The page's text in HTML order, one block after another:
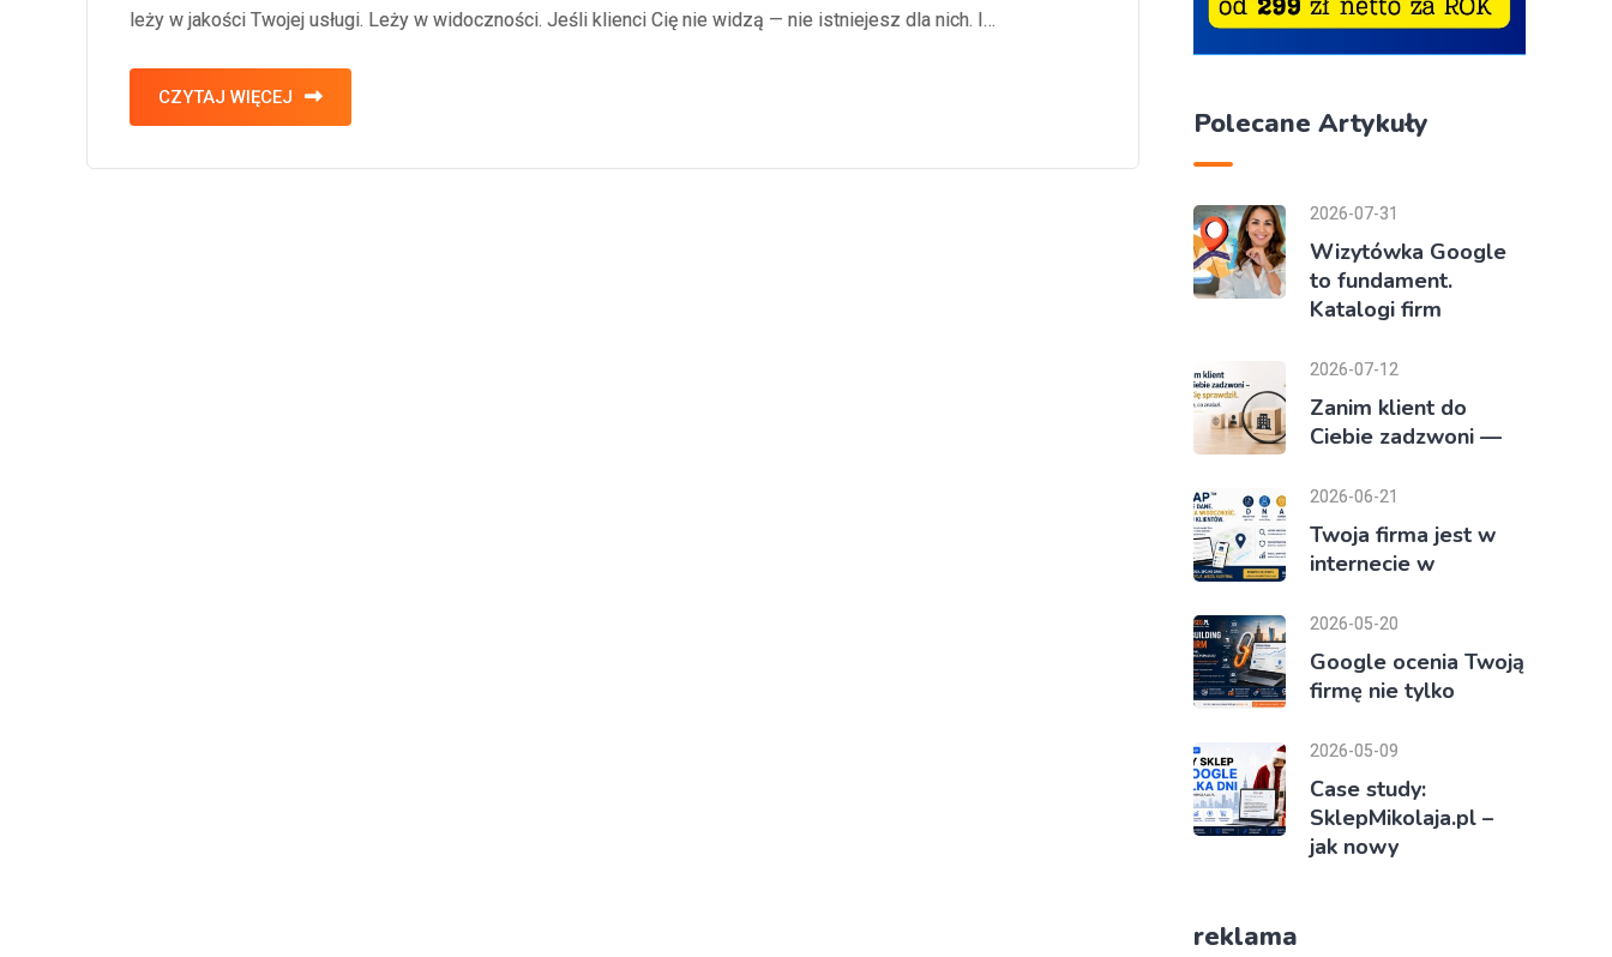
leży w jakości Twojej usługi. Leży w widoczności. Jeśli klienci Cię nie widzą — nie istniejesz dla nich. I…
CZYTAJ WIĘCEJ
Polecane Artykuły
2026-07-31
Wizytówka Google
to fundament.
Katalogi firm
2026-07-12
Zanim klient do
Ciebie zadzwoni —
2026-06-21
Twoja firma jest w
internecie w
2026-05-20
Google ocenia Twoją
firmę nie tylko
2026-05-09
Case study:
SklepMikolaja.pl –
jak nowy
reklama